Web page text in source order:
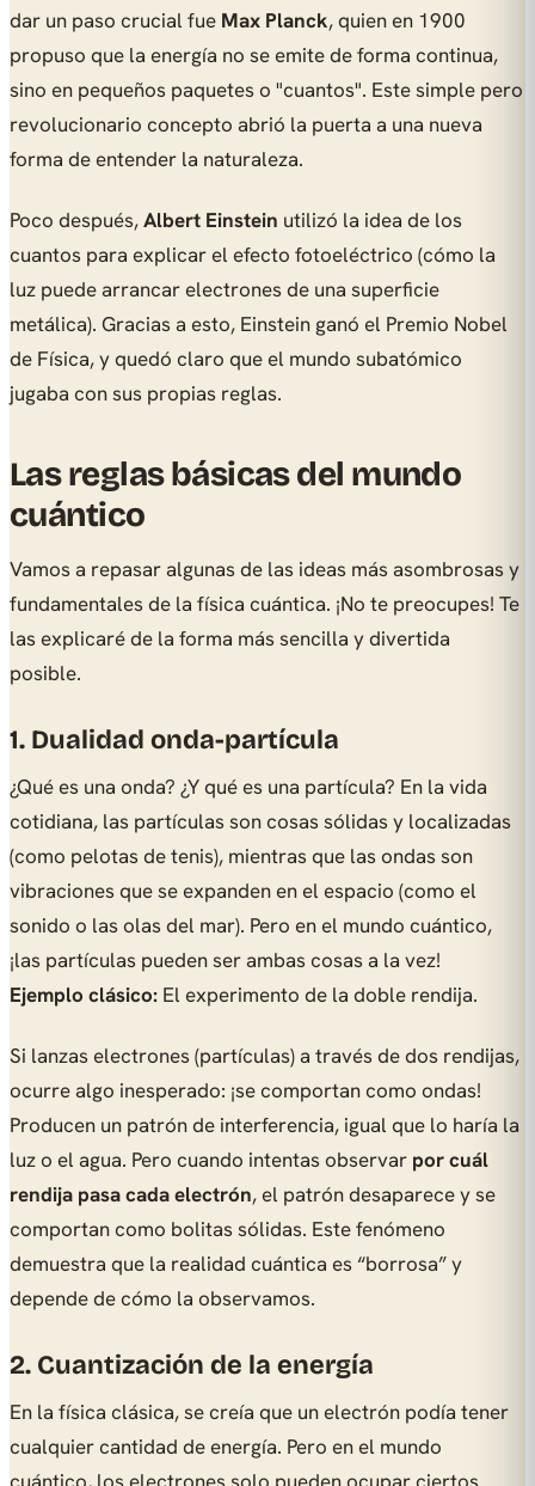
dar un paso crucial fue Max Planck, quien en 1900
propuso que la energía no se emite de forma continua,
sino en pequeños paquetes o "cuantos". Este simple pero
revolucionario concepto abrió la puerta a una nueva
forma de entender la naturaleza.
Poco después,Albert Einstein utilizó la idea de los
cuantos para explicar el efecto fotoeléctrico (cómo la
luz puede arrancar electrones de una superficie
metálica). Gracias a esto, Einstein ganó el Premio Nobel
de Física, y quedó claro que el mundo subatómico
jugaba con sus propias reglas.
Las reglas básicas del mundo
cuántico
Vamos a repasar algunas de las ideas más asombrosas y
fundamentales de la física cuántica. ¡No te preocupes! Te
las explicaré de la forma más sencilla y divertida
posible.
1. Dualidad onda-partícula
¿Qué es una onda? ¿Y qué es una partícula? En la vida
cotidiana, las partículas son cosas sólidas y localizadas
(como pelotas de tenis), mientras que las ondas son
vibraciones que se expanden en el espacio (como el
sonido o las olas del mar). Pero en el mundo cuántico,
¡las partículas pueden ser ambas cosas a la vez!
Ejemplo clásico: El experimento de la doble rendija.
Si lanzas electrones (partículas) a través de dos rendijas,
ocurre algo inesperado: ¡se comportan como ondas!
Producen un patrón de interferencia, igual que lo haría la
luz o el agua. Pero cuando intentas observar por cuál
rendija pasa cada electrón, el patrón desaparece y se
comportan como bolitas sólidas. Este fenómeno
demuestra que la realidad cuántica es “borrosa” y
depende de cómo la observamos.
2. Cuantización de la energía
En la física clásica, se creía que un electrón podía tener
cualquier cantidad de energía. Pero en el mundo